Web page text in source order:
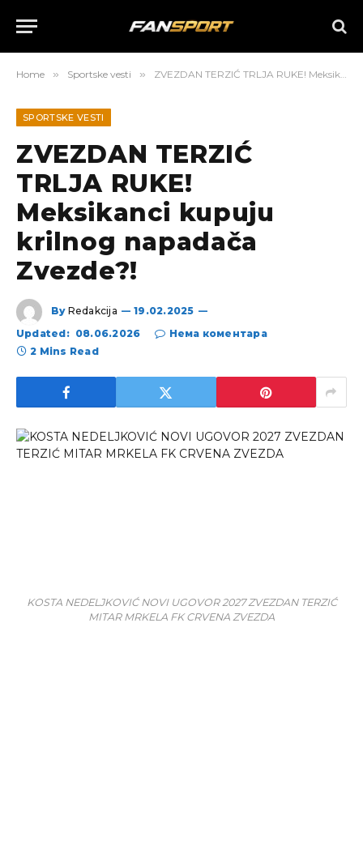
Home » Sportske vesti » ZVEZDAN TERZIĆ TRLJA RUKE! Meksikanci kupuju krilnog napadača Zvezde?!
SPORTSKE VESTI
ZVEZDAN TERZIĆ
TRLJA RUKE!
Meksikanci kupuju
krilnog napadača
Zvezde?!
By Redakcija
19.02.2025
Updated: 08.06.2026
Нема коментара
2 Mins Read
KOSTA NEDELJKOVIĆ NOVI UGOVOR 2027 ZVEZDAN TERZIĆ
MITAR MRKELA FK CRVENA ZVEZDA